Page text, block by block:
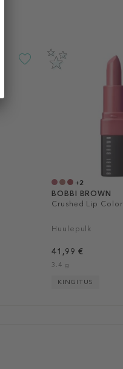
+2
BOBBI BROWN
Crushed Lip Color
Huulepulk
41,99 €
3.4 g
KINGITUS